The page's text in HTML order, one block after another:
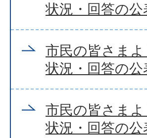
状況・回答の
市民の皆さま
状況・回答の
市民の皆さま
状況・回答の